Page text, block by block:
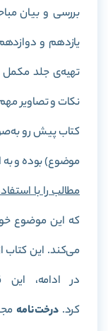
بررسی و بیان
یازدهم و
تهیه‌ی جلد
نکات و تصاویر
کتاب پیش رو
موضوع) بوده و به
مطالب را با
که این موضوع
می‌کند. این
در ادامه،
کرد.درخت‌نامه